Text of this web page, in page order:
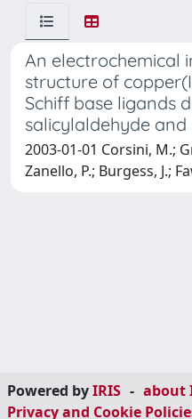
An electrochemical
structure of
Schiff base ligands
salicylaldehyde
2003-01-01 Corsini, M.;
Zanello, P.; Burgess, J.;
Powered byIRIS - about
Privacy and Cookie